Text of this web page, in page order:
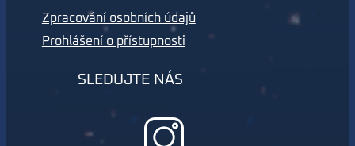
Zpracování osobních údajů
Prohlášení o přístupnosti
SLEDUJTE NÁS